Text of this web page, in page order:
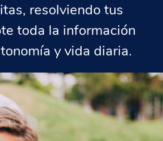
resolviendo tus
toda la información
y vida diaria.